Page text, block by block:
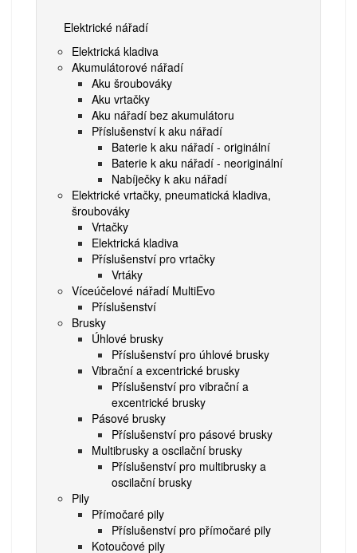
Elektrické nářadí
Elektrická kladiva
Akumulátorové nářadí
Aku šroubováky
Aku vrtačky
Aku nářadí bez akumulátoru
Příslušenství k aku nářadí
Baterie k aku nářadí - originální
Baterie k aku nářadí - neoriginální
Nabíječky k aku nářadí
Elektrické vrtačky, pneumatická kladiva,
šroubováky
Vrtačky
Elektrická kladiva
Příslušenství pro vrtačky
Vrtáky
Víceúčelové nářadí MultiEvo
Příslušenství
Brusky
Úhlové brusky
Příslušenství pro úhlové brusky
Vibrační a excentrické brusky
Příslušenství pro vibrační a
excentrické brusky
Pásové brusky
Příslušenství pro pásové brusky
Multibrusky a oscilační brusky
Příslušenství pro multibrusky a
oscilační brusky
Pily
Přímočaré pily
Příslušenství pro přímočaré pily
Kotoučové pily